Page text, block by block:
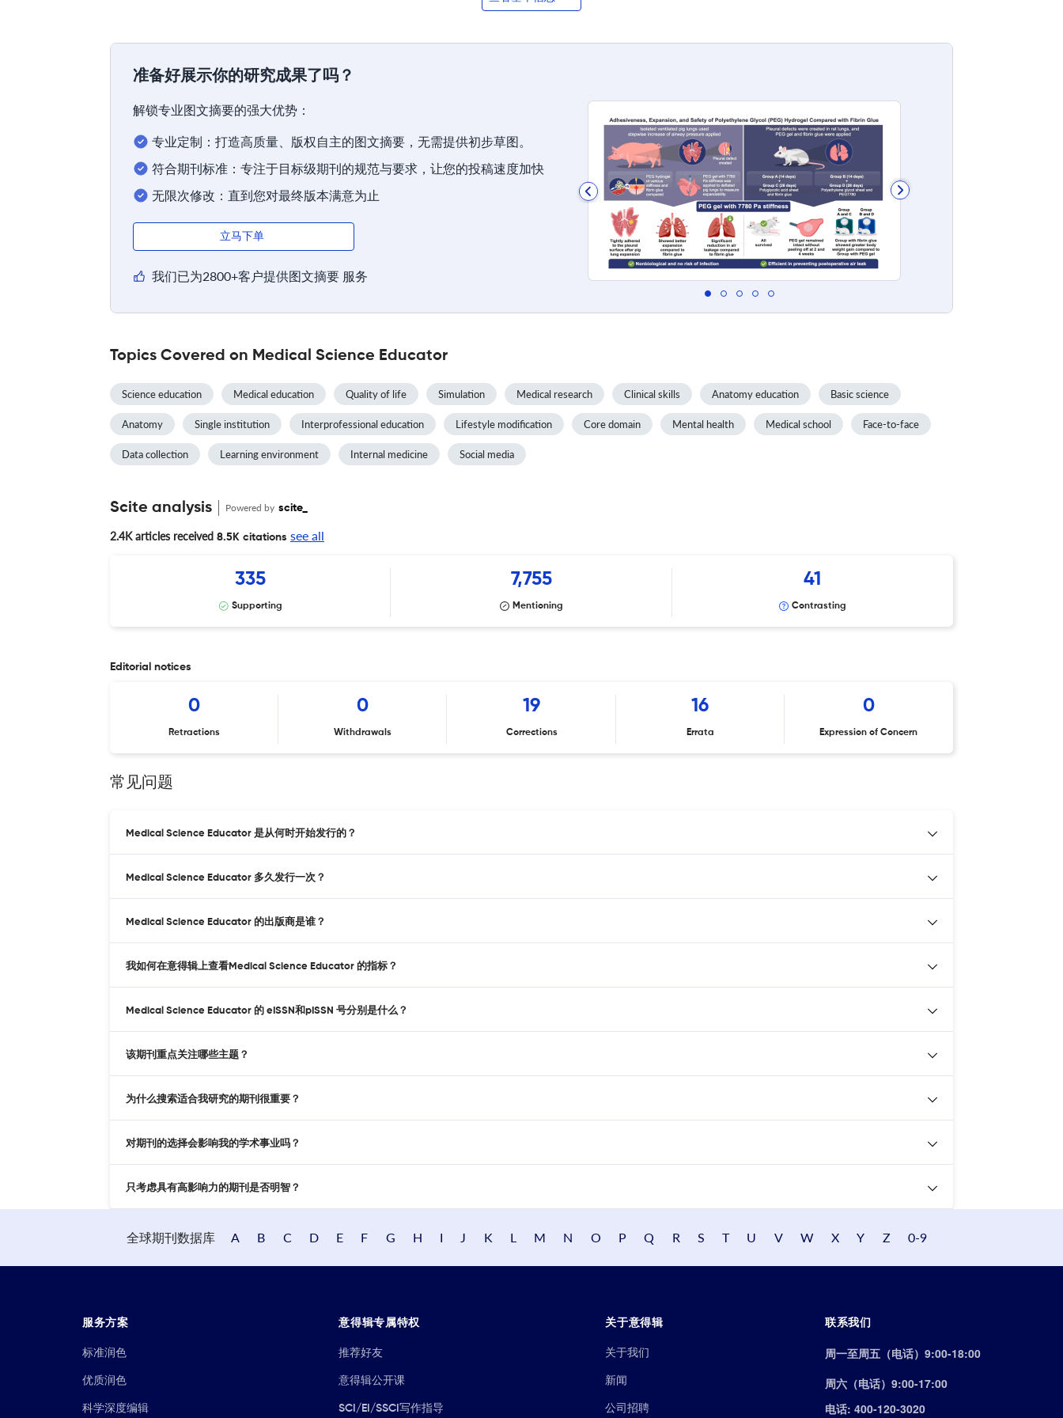
准备好展示你的研究成果了吗？
解锁专业图文摘要的强大优势：
专业定制：打造高质量、版权自主的图文摘要，无需提供初步草图。
符合期刊标准：专注于目标级期刊的规范与要求，让您的投稿速度加快
无限次修改：直到您对最终版本满意为止
立马下单
我们已为2800+客户提供图文摘要 服务
Topics Covered on Medical Science Educator
Science education Medical education Quality of life Simulation Medical research Clinical skills Anatomy education Basic science
Anatomy Single institution Interprofessional education Lifestyle modification Core domain Mental health Medical school Face-to-face
Data collection Learning environment Internal medicine Social media
Scite analysis Powered by scite_
2.4K articles received 8.5K citations see all
335
Supporting
7,755
Mentioning
41
Contrasting
Editorial notices
0
Retractions
0
Withdrawals
19
Corrections
16
Errata
0
Expression of Concern
常见问题
Medical Science Educator 是从何时开始发行的？
Medical Science Educator 多久发行一次？
Medical Science Educator 的出版商是谁？
我如何在意得辑上查看Medical Science Educator 的指标？
Medical Science Educator 的 eISSN和pISSN 号分别是什么？
该期刊重点关注哪些主题？
为什么搜索适合我研究的期刊很重要？
对期刊的选择会影响我的学术事业吗？
只考虑具有高影响力的期刊是否明智？
全球期刊数据库 A B C D E F G H I J K L M N O P Q R S T U V W X Y Z 0-9